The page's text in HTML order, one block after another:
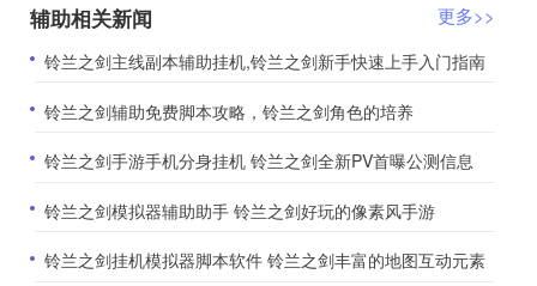
辅助相关新闻
更多>>
​铃兰之剑主线副本辅助挂机,铃兰之剑新手快速上手入门指南
​铃兰之剑辅助免费脚本攻略，铃兰之剑角色的培养
​铃兰之剑手游手机分身挂机 铃兰之剑全新PV首曝公测信息
​铃兰之剑模拟器辅助助手 铃兰之剑好玩的像素风手游
​铃兰之剑挂机模拟器脚本软件 铃兰之剑丰富的地图互动元素